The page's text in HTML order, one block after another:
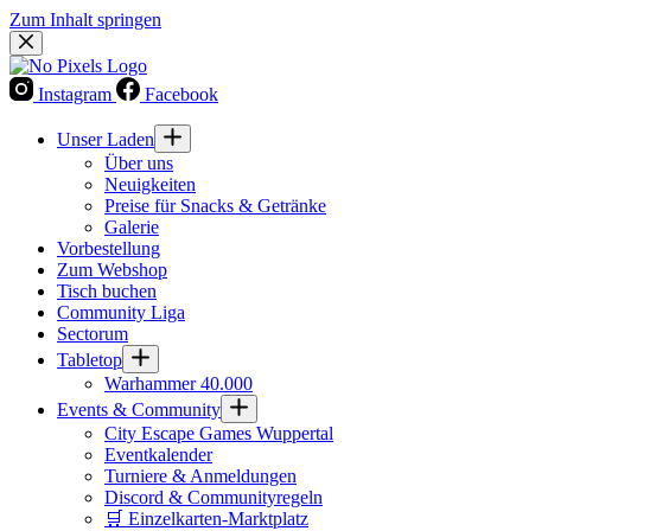
Zum Inhalt springen
Instagram Facebook
Unser Laden
Über uns
Neuigkeiten
Preise für Snacks & Getränke
Galerie
Vorbestellung
Zum Webshop
Tisch buchen
Community Liga
Sectorum
Tabletop
Warhammer 40.000
Events & Community
City Escape Games Wuppertal
Eventkalender
Turniere & Anmeldungen
Discord & Communityregeln
🛒 Einzelkarten-Marktplatz